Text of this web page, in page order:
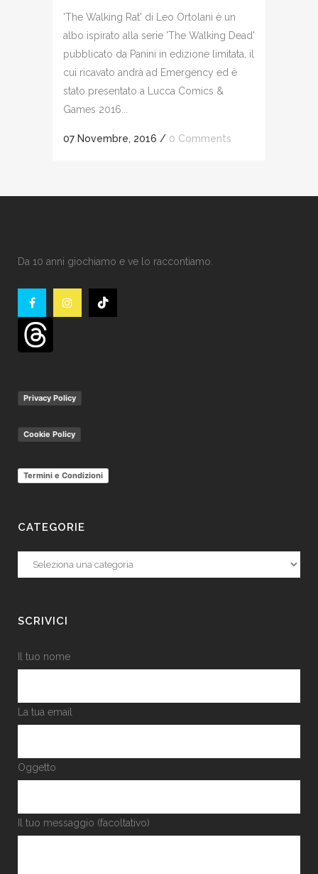
'The Walking Rat' di Leo Ortolani è un
albo ispirato alla serie 'The Walking Dead'
pubblicato da Panini in edizione limitata, il
cui ricavato andrà ad Emergency ed è
stato presentato a Lucca Comics &
Games 2016...
07 Novembre, 2016 / 0 Comments
Da 10 anni giochiamo e ve lo raccontiamo.
Privacy Policy
Cookie Policy
Termini e Condizioni
CATEGORIE
Categorie
SCRIVICI
Il tuo nome
La tua email
Oggetto
Il tuo messaggio (facoltativo)